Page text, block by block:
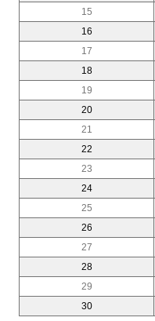
15
16
17
18
19
20
21
22
23
24
25
26
27
28
29
30